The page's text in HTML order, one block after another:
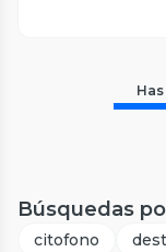
Búsquedas
citofono